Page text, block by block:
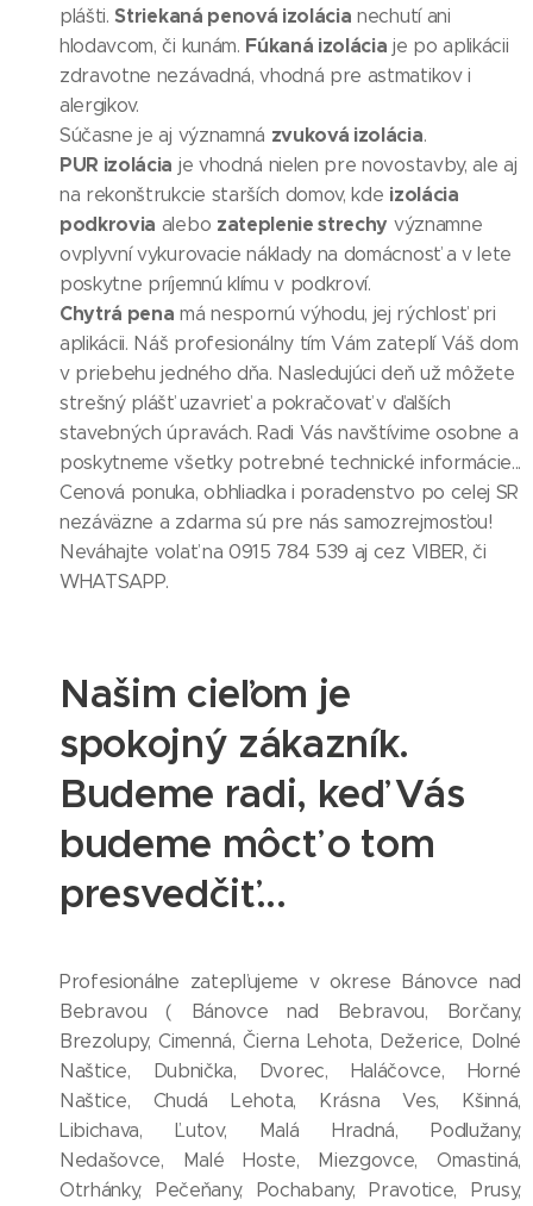
plášti. Striekaná penová izolácia nechutí ani
hlodavcom, či kunám. Fúkaná izolácia je po aplikácii
zdravotne nezávadná, vhodná pre astmatikov i
alergikov.
Súčasne je aj významná zvuková izolácia.
PUR izolácia je vhodná nielen pre novostavby, ale aj
na rekonštrukcie starších domov, kde izolácia
podkrovia alebo zateplenie strechy významne
ovplyvní vykurovacie náklady na domácnosť a v lete
poskytne príjemnú klímu v podkroví.
Chytrá pena má nespornú výhodu, jej rýchlosť pri
aplikácii. Náš profesionálny tím Vám zateplí Váš dom
v priebehu jedného dňa. Nasledujúci deň už môžete
strešný plášť uzavrieť a pokračovať v ďalších
stavebných úpravách. Radi Vás navštívime osobne a
poskytneme všetky potrebné technické informácie...
Cenová ponuka, obhliadka i poradenstvo po celej SR
nezáväzne a zdarma sú pre nás samozrejmosťou!
Neváhajte volať na 0915 784 539 aj cez VIBER, či
WHATSAPP.
Našim cieľom je
spokojný zákazník.
Budeme radi, keď Vás
budeme môcť o tom
presvedčiť...
Profesionálne zatepľujeme v okrese Bánovce nad
Bebravou ( Bánovce nad Bebravou, Borčany,
Brezolupy, Cimenná, Čierna Lehota, Dežerice, Dolné
Naštice, Dubnička, Dvorec, Haláčovce, Horné
Naštice, Chudá Lehota, Krásna Ves, Kšinná,
Libichava, Ľutov, Malá Hradná, Podlužany,
Nedašovce, Malé Hoste, Miezgovce, Omastiná,
Otrhánky, Pečeňany, Pochabany, Pravotice, Prusy,